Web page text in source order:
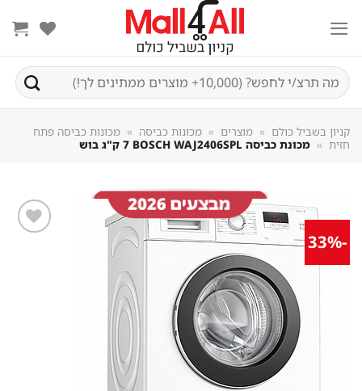
חיפוש
עבור:
קניון בשביל כולם מוצרים מכונות כביסה
מכונות כביסה פתח
חזית
מכונת כביסה BOSCH WAJ2406SPL ‏7 ‏ק"ג בוש